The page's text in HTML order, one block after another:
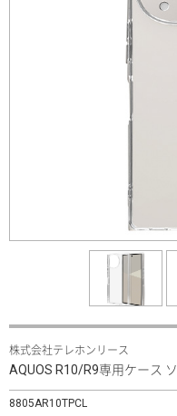
株式会社テレホンリース
AQUOS R10/R9専用ケース
8805AR10TPCL